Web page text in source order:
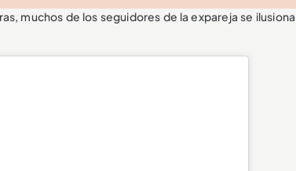
muchos de los seguidores de la expareja se